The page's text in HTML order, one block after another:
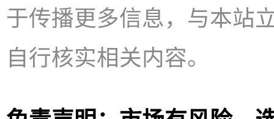
于传播更多信息，与本站
自行核实相关内容。